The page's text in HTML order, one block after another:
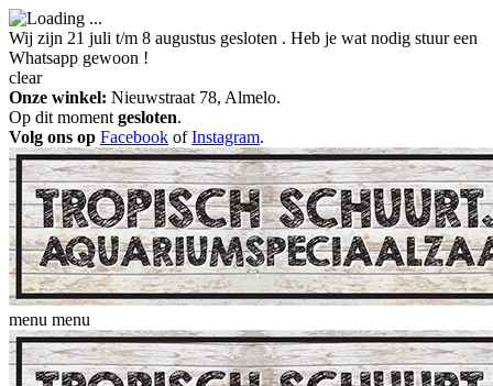
Wij zijn 21 juli t/m 8 augustus gesloten . Heb je wat nodig stuur een
Whatsapp gewoon !
clear
Onze winkel: Nieuwstraat 78, Almelo.
Op dit moment gesloten.
Volg ons op Facebook ofInstagram.
menu menu